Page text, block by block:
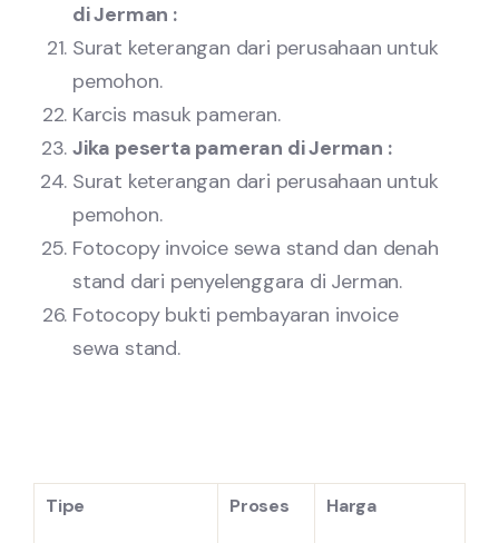
di Jerman :
Surat keterangan dari perusahaan untuk
pemohon.
Karcis masuk pameran.
Jika peserta pameran di Jerman :
Surat keterangan dari perusahaan untuk
pemohon.
Fotocopy invoice sewa stand dan denah
stand dari penyelenggara di Jerman.
Fotocopy bukti pembayaran invoice
sewa stand.
Tipe Proses Harga